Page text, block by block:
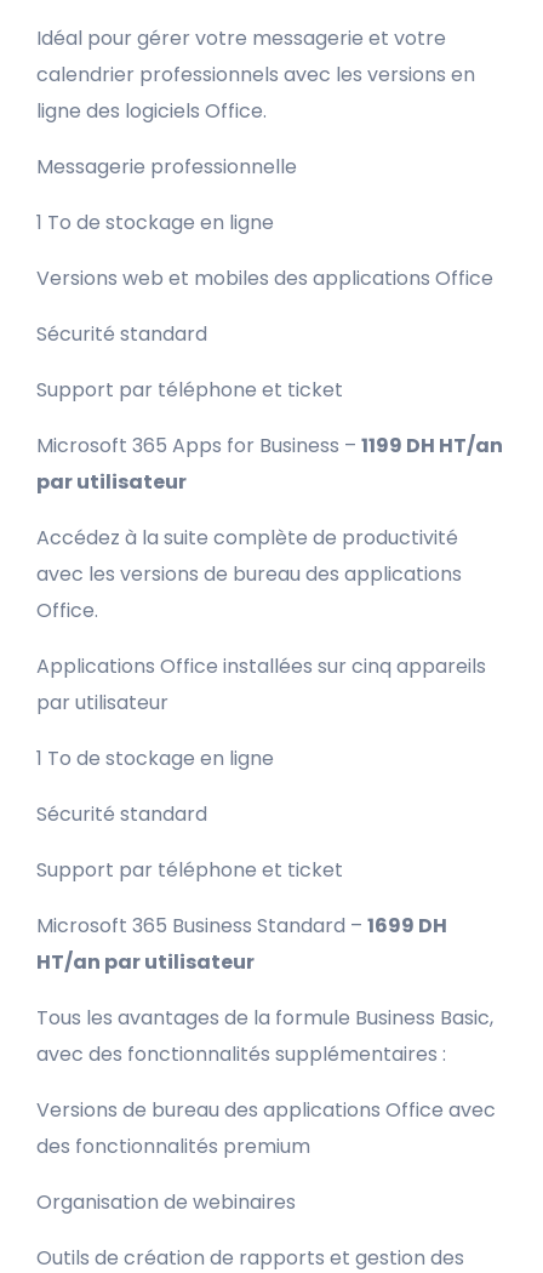
Idéal pour gérer votre messagerie et votre
calendrier professionnels avec les versions en
ligne des logiciels Office.
Messagerie professionnelle
1 To de stockage en ligne
Versions web et mobiles des applications Office
Sécurité standard
Support par téléphone et ticket
Microsoft 365 Apps for Business – 1199 DH HT/an
par utilisateur
Accédez à la suite complète de productivité
avec les versions de bureau des applications
Office.
Applications Office installées sur cinq appareils
par utilisateur
1 To de stockage en ligne
Sécurité standard
Support par téléphone et ticket
Microsoft 365 Business Standard – 1699 DH
HT/an par utilisateur
Tous les avantages de la formule Business Basic,
avec des fonctionnalités supplémentaires :
Versions de bureau des applications Office avec
des fonctionnalités premium
Organisation de webinaires
Outils de création de rapports et gestion des